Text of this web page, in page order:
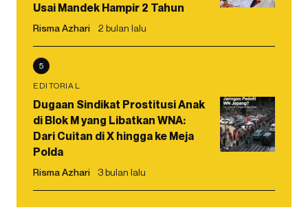
Usai Mandek Hampir 2 Tahun
Risma Azhari 2 bulan lalu
5
EDITORIAL
Dugaan Sindikat Prostitusi Anak
di Blok M yang Libatkan WNA:
Dari Cuitan di X hingga ke Meja
Polda
Risma Azhari 3 bulan lalu